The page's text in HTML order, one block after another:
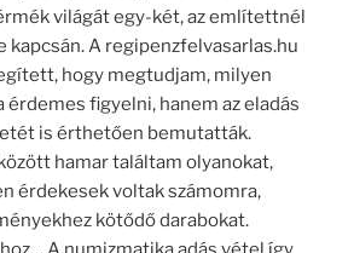
világát egy-két, az említettnél
kapcsán. A regipenzfelvasarlas.hu
hogy megtudjam, milyen
figyelni, hanem az eladás
is érthetően bemutatták.
hamar találtam olyanokat,
érdekesek voltak számomra,
kötődő darabokat.